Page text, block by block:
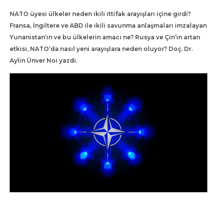
NATO üyesi ülkeler neden ikili ittifak arayışları içine girdi?
Fransa, İngiltere ve ABD ile ikili savunma anlaşmaları imzalayan
Yunanistan’ın ve bu ülkelerin amacı ne? Rusya ve Çin’in artan
etkisi, NATO’da nasıl yeni arayışlara neden oluyor? Doç. Dr.
Aylin Ünver Noi yazdı.